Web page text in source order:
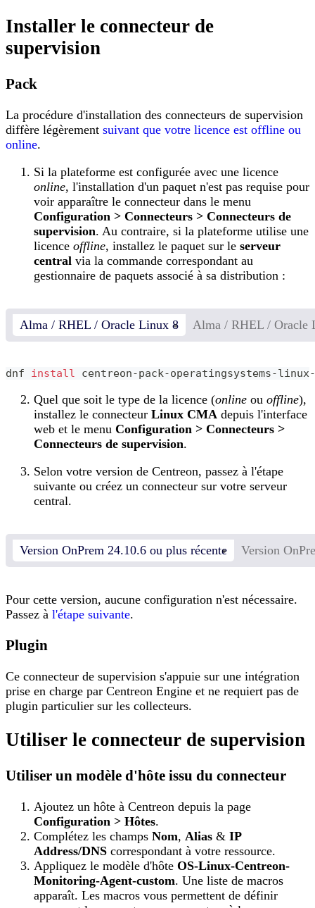
Installer le connecteur de
supervision
Pack
La procédure d'installation des connecteurs de supervision
diffère légèrement suivant que votre licence est offline ou
online.
Si la plateforme est configurée avec une licence
online, l'installation d'un paquet n'est pas requise pour
voir apparaître le connecteur dans le menu
Configuration > Connecteurs > Connecteurs de
supervision. Au contraire, si la plateforme utilise une
licence offline, installez le paquet sur le serveur
central via la commande correspondant au
gestionnaire de paquets associé à sa distribution :
Alma / RHEL / Oracle Linux 8 Alma / RHEL / Oracle
dnf install centreon-pack-operatingsystems-
Quel que soit le type de la licence (online ou offline),
installez le connecteur Linux CMA depuis l'interface
web et le menu Configuration > Connecteurs >
Connecteurs de supervision.
Selon votre version de Centreon, passez à l'étape
suivante ou créez un connecteur sur votre serveur
central.
Version OnPrem 24.10.6 ou plus récente Version
Pour cette version, aucune configuration n'est nécessaire.
Passez à l'étape suivante.
Plugin
Ce connecteur de supervision s'appuie sur une intégration
prise en charge par Centreon Engine et ne requiert pas de
plugin particulier sur les collecteurs.
Utiliser le connecteur de supervision
Utiliser un modèle d'hôte issu du connecteur
Ajoutez un hôte à Centreon depuis la page
Configuration > Hôtes.
Complétez les champs Nom, Alias & IP
Address/DNS correspondant à votre ressource.
Appliquez le modèle d'hôte OS-Linux-Centreon-
Monitoring-Agent-custom. Une liste de macros
apparaît. Les macros vous permettent de définir